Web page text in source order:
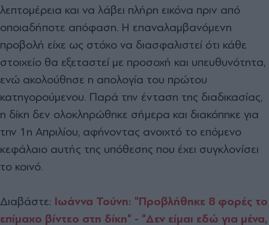
λεπτομέρεια και να λάβει πλήρη εικόνα πριν από
οποιαδήποτε απόφαση. Η επαναλαμβανόμενη
προβολή είχε ως στόχο να διασφαλιστεί ότι κάθε
στοιχείο θα εξεταστεί με προσοχή και υπευθυνότητα,
ενώ ακολούθησε η απολογία του πρώτου
κατηγορούμενου. Παρά την ένταση της διαδικασίας,
η δίκη δεν ολοκληρώθηκε σήμερα και διακόπηκε για
την 1η Απριλίου, αφήνοντας ανοιχτό το επόμενο
κεφάλαιο αυτής της υπόθεσης που έχει συγκλονίσει
το κοινό.
Διαβάστε: Ιωάννα Τούνη: "Προβλήθηκε 8 φορές το
επίμαχο βίντεο στη δίκη" - "Δεν είμαι εδώ για μένα,